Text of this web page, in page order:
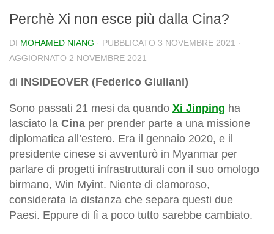
Perchè Xi non esce più dalla Cina?
DI MOHAMED NIANG · PUBBLICATO 3 NOVEMBRE 2021 ·
AGGIORNATO 2 NOVEMBRE 2021
di INSIDEOVER (Federico Giuliani)
Sono passati 21 mesi da quando Xi Jinping ha
lasciato la Cina per prender parte a una missione
diplomatica all’estero. Era il gennaio 2020, e il
presidente cinese si avventurò in Myanmar per
parlare di progetti infrastrutturali con il suo omologo
birmano, Win Myint. Niente di clamoroso,
considerata la distanza che separa questi due
Paesi. Eppure di lì a poco tutto sarebbe cambiato.